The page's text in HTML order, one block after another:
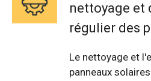
nettoyage et
régulier des
Le nettoyage et
panneaux